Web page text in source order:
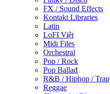
FX / Sound Effects
Kontakt Libraries
Latin
LoFI Việt
Midi Files
Orchestral
Pop / Rock
Pop Ballad
R&B / Hiphop / Trap
Reggae